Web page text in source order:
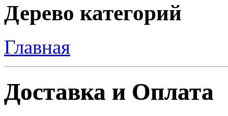
Дерево категорий
Главная
Доставка и Оплата